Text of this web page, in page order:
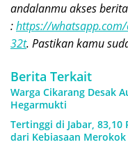
andalanmu akses
:https://
32t. Pastikan kamu
Berita Terkait
Warga Cikarang Desak
Hegarmukti
Tertinggi di Jabar, 83,10
dari Kebiasaan Merokok